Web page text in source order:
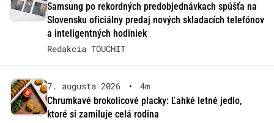
Samsung po rekordných predobjednávkach spúšťa na
Slovensku oficiálny predaj nových skladacích telefónov
a inteligentných hodiniek
Redakcia TOUCHIT
7. augusta 2026 •
4m
Chrumkavé brokolicové placky: Ľahké letné jedlo,
ktoré si zamiluje celá rodina